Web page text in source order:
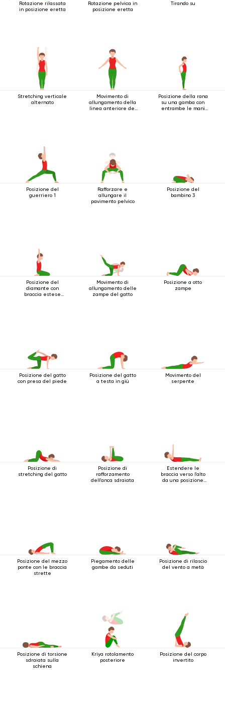
Rotazione rilassata
in posizione eretta
Rotazione pelvica in
posizione eretta
Tirando su
Stretching verticale
alternato
Movimento di
allungamento della
linea anteriore del
Posizione della rana
su una gamba con
entrambe le mani
Posizione del
guerriero 1
Rafforzare e
allungare il
pavimento pelvico
Posizione del
bambino 3
Posizione del
diamante con
braccia estese
Movimento di
allungamento delle
zampe del gatto
Posizione a otto
zampe
Posizione del gatto
con presa del piede
Posizione del gatto
a testa in giù
Movimento del
serpente
Posizione di
stretching del gatto
Posizione di
rafforzamento
dell'anca sdraiata
Estendere le
braccia verso l'alto
da una posizione
Posizione del mezzo
ponte con le braccia
strette
Piegamento delle
gambe da seduti
Posizione di rilascio
del vento a metà
Posizione di torsione
sdraiata sulla
schiena
Kriya rotolamento
posteriore
Posizione del corpo
invertito